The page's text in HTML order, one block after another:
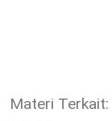
Materi Terkait: